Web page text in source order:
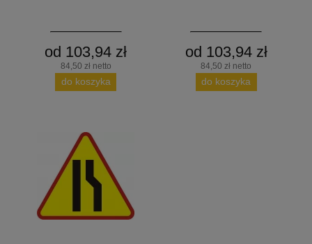
od 103,94 zł
84,50 zł netto
do koszyka
od 103,94 zł
84,50 zł netto
do koszyka